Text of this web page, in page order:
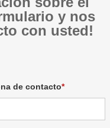
y nos
con usted!
de contacto